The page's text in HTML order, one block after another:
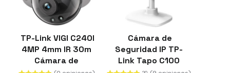
TP-Link VIGI C240I
4MP 4mm IR 30m
Cámara de
Cámara de
Seguridad IP TP-
Link Tapo C100